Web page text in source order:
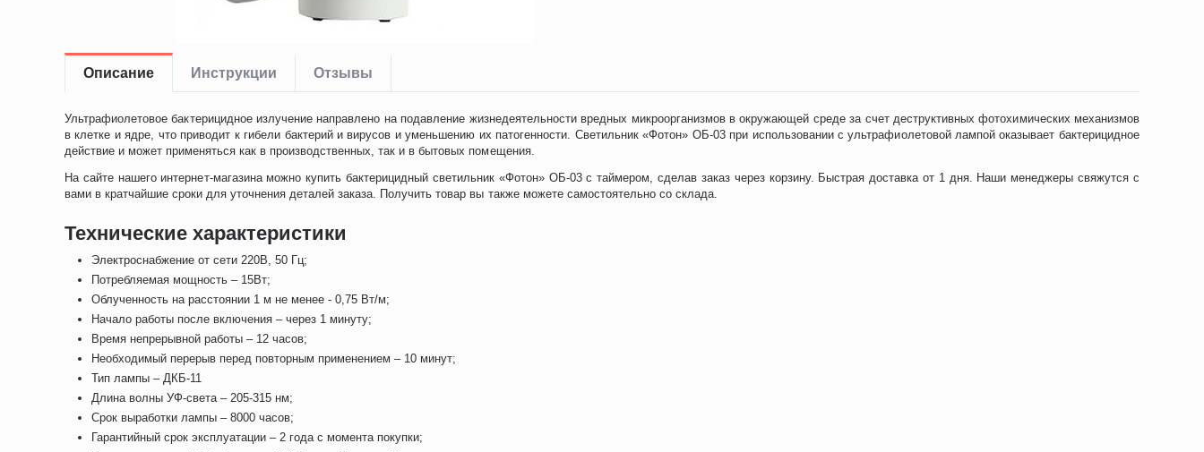
Описание Инструкции Отзывы
Ультрафиолетовое бактерицидное излучение направлено на подавление жизнедеятельности вредных микроорганизмов в окружающей среде за счет деструктивных фотохимических механизмов
в клетке и ядре, что приводит к гибели бактерий и вирусов и уменьшению их патогенности. Светильник «Фотон» ОБ-03 при использовании с ультрафиолетовой лампой оказывает бактерицидное
действие и может применяться как в производственных, так и в бытовых помещения.
На сайте нашего интернет-магазина можно купить бактерицидный светильник «Фотон» ОБ-03 с таймером, сделав заказ через корзину. Быстрая доставка от 1 дня. Наши менеджеры свяжутся с
вами в кратчайшие сроки для уточнения деталей заказа. Получить товар вы также можете самостоятельно со склада.
Технические характеристики
Электроснабжение от сети 220В, 50 Гц;
Потребляемая мощность – 15Вт;
Облученность на расстоянии 1 м не менее - 0,75 Вт/м;
Начало работы после включения – через 1 минуту;
Время непрерывной работы – 12 часов;
Необходимый перерыв перед повторным применением – 10 минут;
Тип лампы – ДКБ-11
Длина волны УФ-света – 205-315 нм;
Срок выработки лампы – 8000 часов;
Гарантийный срок эксплуатации – 2 года с момента покупки;